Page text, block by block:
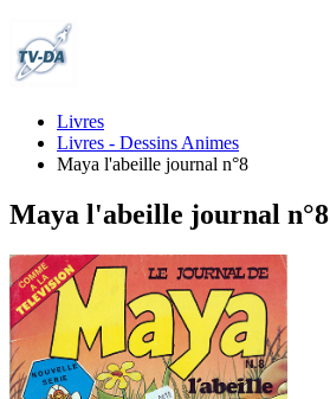
Livres
Livres - Dessins Animes
Maya l'abeille journal n°8
Maya l'abeille journal n°8